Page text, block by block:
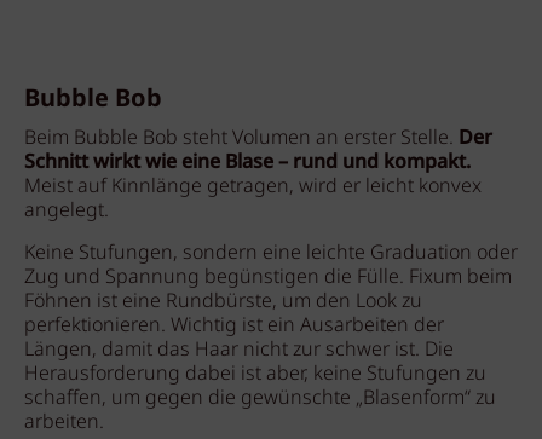
Bubble Bob
Beim Bubble Bob steht Volumen an erster Stelle. Der
Schnitt wirkt wie eine Blase – rund und kompakt.
Meist auf Kinnlänge getragen, wird er leicht konvex
angelegt.
Keine Stufungen, sondern eine leichte Graduation oder
Zug und Spannung begünstigen die Fülle. Fixum beim
Föhnen ist eine Rundbürste, um den Look zu
perfektionieren. Wichtig ist ein Ausarbeiten der
Längen, damit das Haar nicht zur schwer ist. Die
Herausforderung dabei ist aber, keine Stufungen zu
schaffen, um gegen die gewünschte „Blasenform“ zu
arbeiten.